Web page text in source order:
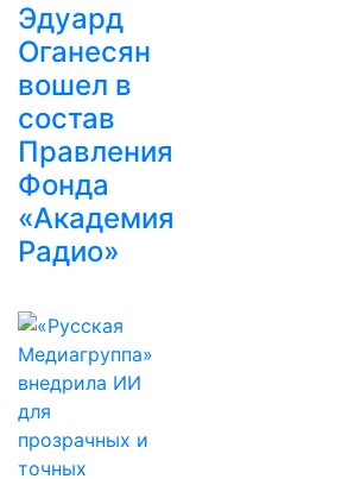
Эдуард
Оганесян
вошел в
состав
Правления
Фонда
«Академия
Радио»